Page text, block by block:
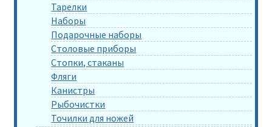
Тарелки
Наборы
Подарочные наборы
Столовые приборы
Стопки, стаканы
Фляги
Канистры
Рыбочистки
Точилки для ножей